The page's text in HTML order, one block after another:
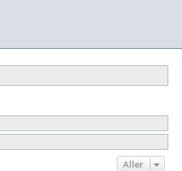
Aller